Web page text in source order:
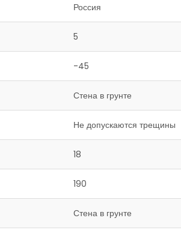
Россия
5
-45
Стена в грунте
Не допускаются трещины
18
190
Стена в грунте